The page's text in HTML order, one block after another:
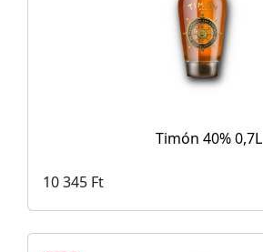
Timón 40% 0,7L
10 345 Ft